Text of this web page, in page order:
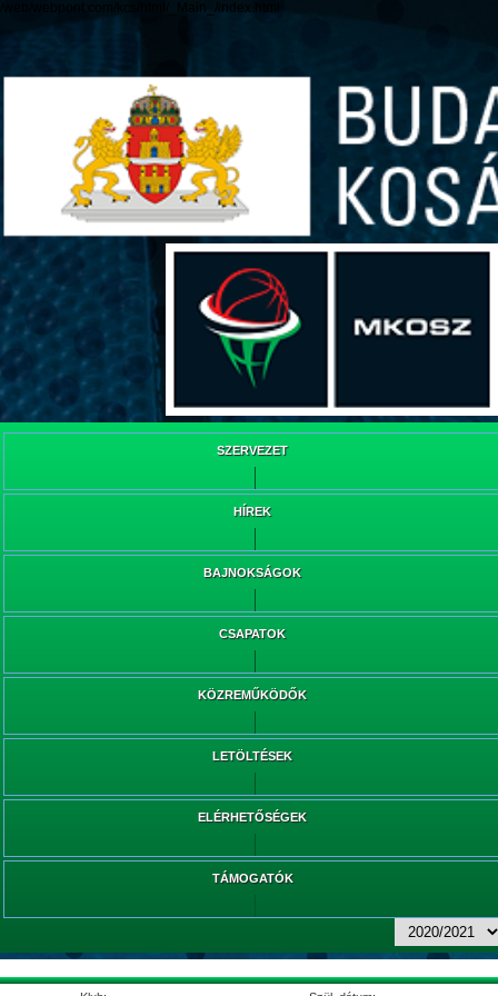
/web/webpont.com/kcs/html/_Main_/index.html
SZERVEZET
HÍREK
BAJNOKSÁGOK
CSAPATOK
KÖZREMŰKÖDŐK
LETÖLTÉSEK
ELÉRHETŐSÉGEK
TÁMOGATÓK